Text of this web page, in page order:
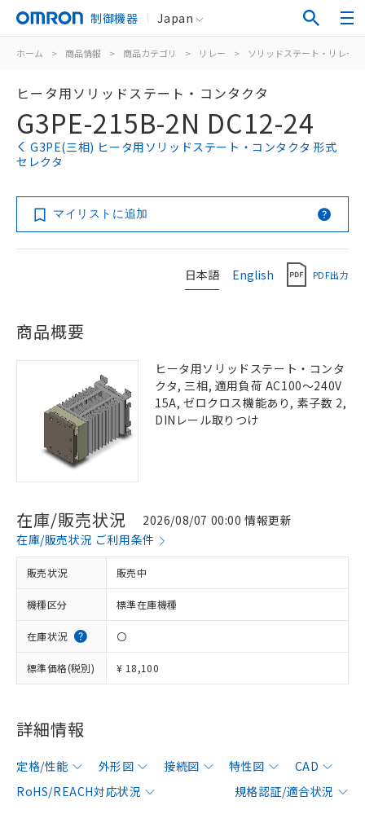
制御機器 Japan
ホーム > 商品情報 > 商品カテゴリ > リレー > ソリッドステート・リレー
ヒータ用ソリッドステート・コンタクタ
G3PE-215B-2N DC12-24
G3PE(三相) ヒータ用ソリッドステート・コンタクタ 形式
セレクタ
マイリストに追加
日本語 English PDF出力
商品概要
ヒータ用ソリッドステート・コンタ
クタ, 三相, 適用負荷 AC100～240V
15A, ゼロクロス機能あり, 素子数 2,
DINレール取りつけ
在庫/販売状況
2026/08/07 00:00 情報更新
在庫/販売状況 ご利用条件
販売状況 販売中
機種区分 標準在庫機種
在庫状況 〇
標準価格(税別) ¥ 18,100
詳細情報
定格/性能 外形図 接続図 特性図
CAD
RoHS/REACH対応状況
規格認証/適合状況